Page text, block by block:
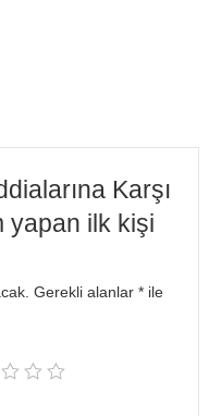
Karşı
yapan ilk kişi
Gerekli alanlar* ile